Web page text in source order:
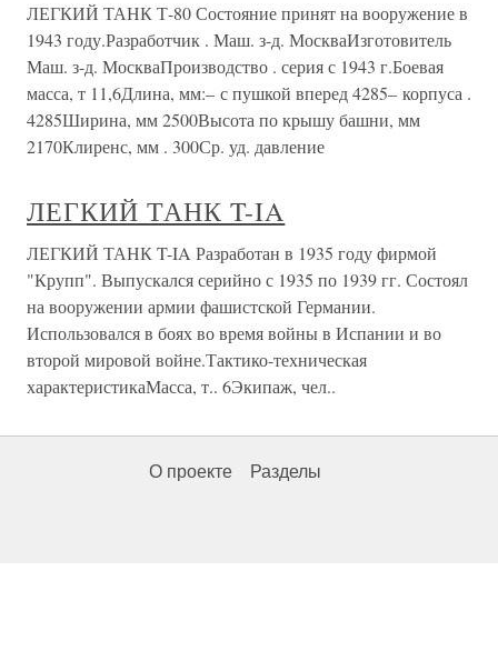
ЛЕГКИЙ ТАНК Т-80 Состояние принят на вооружение в
1943 году.Разработчик . Маш. з-д. МоскваИзготовитель
Маш. з-д. МоскваПроизводство . серия с 1943 г.Боевая
масса, т 11,6Длина, мм:– с пушкой вперед 4285– корпуса .
4285Ширина, мм 2500Высота по крышу башни, мм
2170Клиренс, мм . 300Ср. уд. давление
ЛЕГКИЙ ТАНК T-IA
ЛЕГКИЙ ТАНК T-IA Разработан в 1935 году фирмой
"Крупп". Выпускался серийно с 1935 по 1939 гг. Состоял
на вооружении армии фашистской Германии.
Использовался в боях во время войны в Испании и во
второй мировой войне.Тактико-техническая
характеристикаМасса, т.. 6Экипаж, чел..
О проекте Разделы